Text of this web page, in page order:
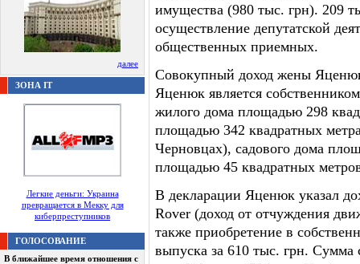
далее
ЗОНА IT
Легкие деньги: Украина
превращается в Мекку для
киберпреступников
ГОЛОСОВАНИЕ
В ближайшее время отношения с
имущества (980 тыс. грн). 209
осуществление депутатской
общественных приемных.
Совокупный доход жены
Яценюк является
жилого дома площадью 298
площадью 342 квадратных
Черновцах), садового дома
площадью 45 квадратных
В декларации Яценюк указал
Rover (доход от отчуждения
также приобретение в
выпуска за 610 тыс. грн.